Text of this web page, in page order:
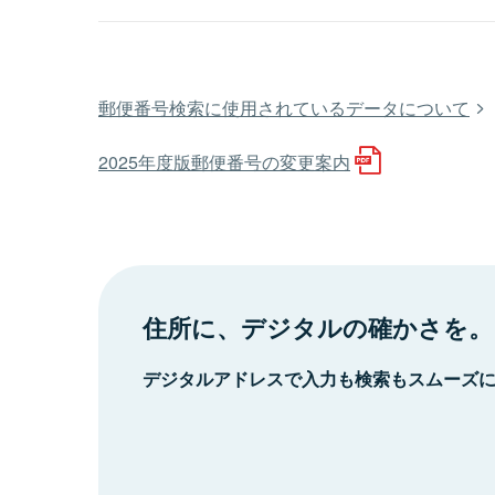
郵便番号検索に使用されているデータについて
2025年度版郵便番号の変更案内
住所に、デジタルの確かさを。
デジタルアドレスで入力も検索もスムーズ